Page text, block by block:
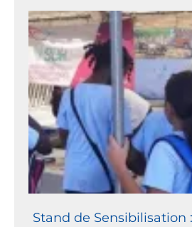
Stand de Sensibilisation